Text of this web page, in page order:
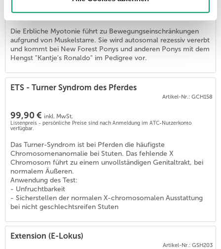
inkl. MwSt.
verfügbar.
Die Erbliche Myotonie führt zu Bewegungseinschränkungen
aufgrund von Muskelstarre. Sie wird autosomal rezessiv vererbt
und kommt bei New Forest Ponys und anderen Ponys mit dem
Hengst "Kantje's Ronaldo" im Pedigree vor.
ETS - Turner Syndrom des Pferdes
Artikel-Nr.: GCH158
99,90 € inkl. MwSt.
Listenpreis - persönliche Preise sind nach Anmeldung im ATC-Nutzerkonto
verfügbar.
Das Turner-Syndrom ist bei Pferden die häufigste
Chromosomenanomalie bei Stuten. Das fehlende X
Chromosom führt zu einem unvollständigen Genitaltrakt, bei
normalem Äußeren.
Anwendung des Test:
- Unfruchtbarkeit
- Sicherstellen der normalen X-chromosomalen Ausstattung
bei nicht geschlechtsreifen Stuten
Extension (E-Lokus)
Artikel-Nr.: GSH203